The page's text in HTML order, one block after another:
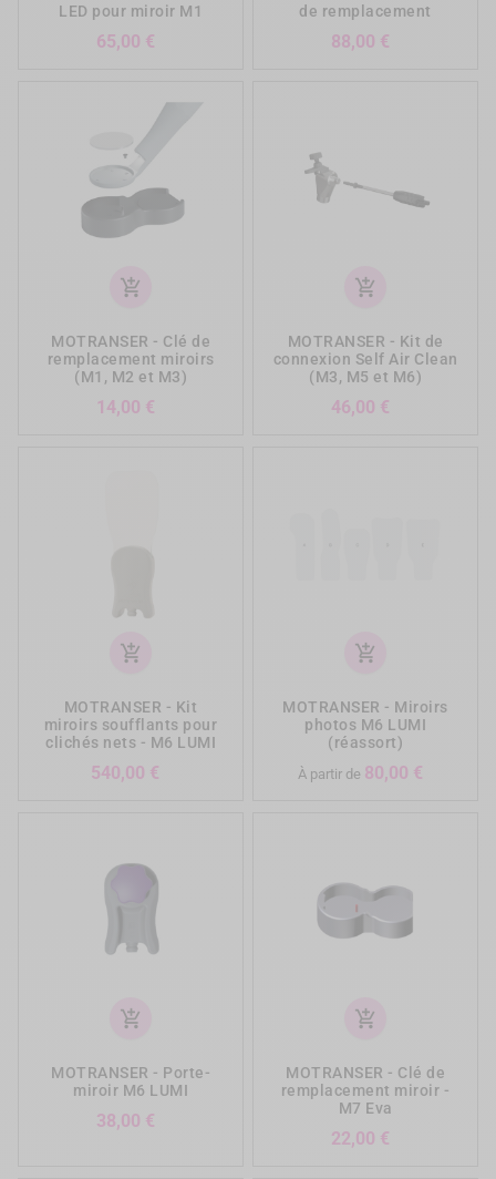
LED pour miroir M1
65,00 €
de remplacement
88,00 €
add_shopping_cart
MOTRANSER - Clé de
remplacement miroirs
(M1, M2 et M3)
14,00 €
add_shopping_cart
MOTRANSER - Kit de
connexion Self Air Clean
(M3, M5 et M6)
46,00 €
add_shopping_cart
MOTRANSER - Kit
miroirs soufflants pour
clichés nets - M6 LUMI
540,00 €
add_shopping_cart
MOTRANSER - Miroirs
photos M6 LUMI
(réassort)
À partir de 80,00 €
add_shopping_cart
MOTRANSER - Porte-
miroir M6 LUMI
38,00 €
add_shopping_cart
MOTRANSER - Clé de
remplacement miroir -
M7 Eva
22,00 €